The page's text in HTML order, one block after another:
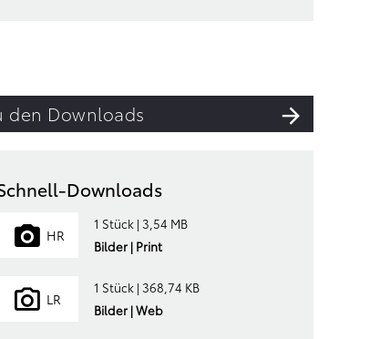
den Downloads
Downloads
HR
1 Stück | 3,54 MB
Bilder | Print
LR
1 Stück | 368,74 KB
Bilder | Web